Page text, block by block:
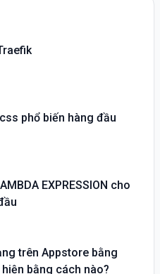
phổ biến hàng đầu
EXPRESSION cho
trên Appstore bằng
bằng cách nào?